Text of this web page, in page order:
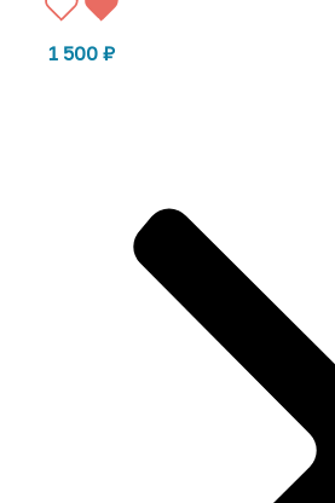
1 500 ₽